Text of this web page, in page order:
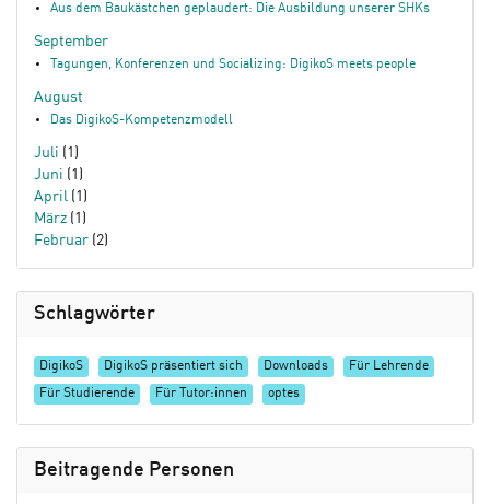
Aus dem Baukästchen geplaudert: Die Ausbildung unserer SHKs
September
Tagungen, Konferenzen und Socializing: DigikoS meets people
August
Das DigikoS-Kompetenzmodell
Juli (1)
Juni (1)
April (1)
März (1)
Februar (2)
Schlagwörter
DigikoS DigikoS präsentiert sich Downloads Für Lehrende
Für Studierende Für Tutor:innen optes
Beitragende Personen